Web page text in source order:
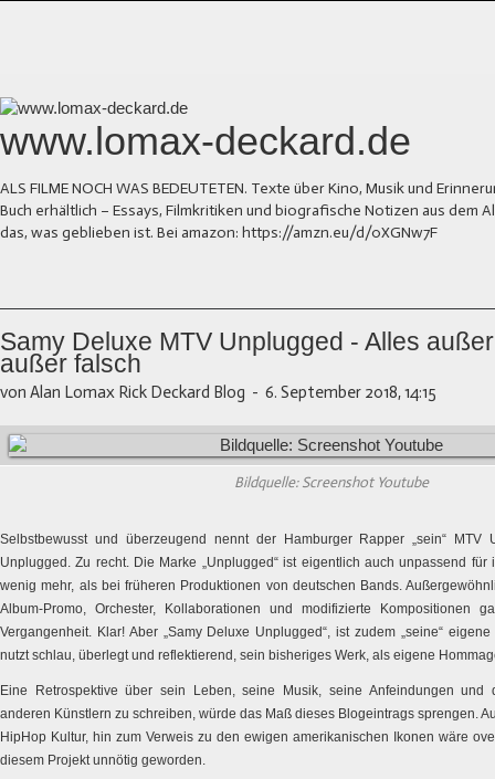
www.lomax-deckard.de
ALS FILME NOCH WAS BEDEUTETEN. Texte über Kino, Musik und
Buch erhältlich – Essays, Filmkritiken und biografische Notizen aus dem
das, was geblieben ist. Bei amazon: https://amzn.eu/d/0XGNw7F
Samy Deluxe MTV Unplugged - Alles
außer falsch
von Alan Lomax Rick Deckard Blog - 6. September 2018, 14:15
Bildquelle: Screenshot Youtube
Selbstbewusst und überzeugend nennt der Hamburger Rapper „sein“ MTV
Unplugged. Zu recht. Die Marke „Unplugged“ ist eigentlich auch unpassend
wenig mehr, als bei früheren Produktionen von deutschen Bands.
Album-Promo, Orchester, Kollaborationen und modifizierte Kompositionen
Vergangenheit. Klar! Aber „Samy Deluxe Unplugged“, ist zudem „seine“
nutzt schlau, überlegt und reflektierend, sein bisheriges Werk, als eigene
Eine Retrospektive über sein Leben, seine Musik, seine Anfeindungen und
anderen Künstlern zu schreiben, würde das Maß dieses Blogeintrags sprengen.
HipHop Kultur, hin zum Verweis zu den ewigen amerikanischen Ikonen wäre
diesem Projekt unnötig geworden.